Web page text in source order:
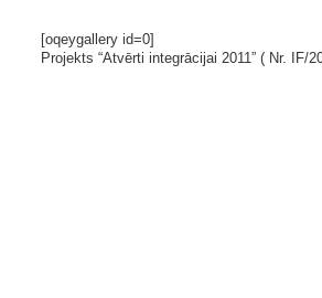
[oqeygallery id=0]
Projekts “Atvērti integrācijai 2011” ( Nr. IF/